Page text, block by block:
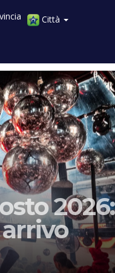
Città
2026: